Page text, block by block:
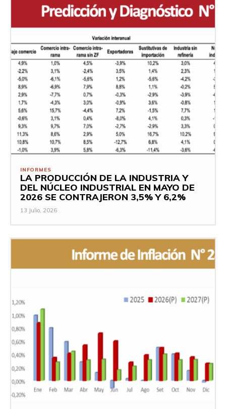
INFORMES
LA PRODUCCIÓN DE LA INDUSTRIA Y
DEL NÚCLEO INDUSTRIAL EN MAYO DE
2026 SE CONTRAJERON 3,5% Y 6,2%
13 Julio, 2026